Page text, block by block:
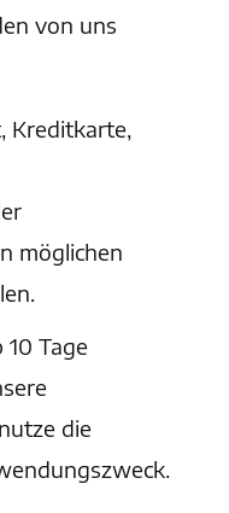
von uns
Kreditkarte,
möglichen
Tage
die